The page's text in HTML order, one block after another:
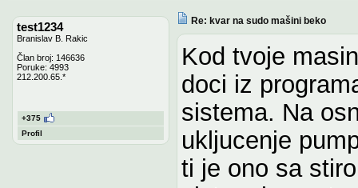
test1234
Branislav B. Rakic
Član broj: 146636
Poruke: 4993
212.200.65.*
+375
Profil
Re: kvar na sudo mašini beko
Kod tvoje
doci iz
sistema. Na
ukljucenje
ti je ono sa